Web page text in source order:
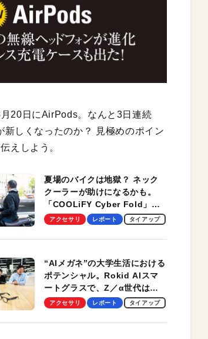
20日にAirPods。なんと3日連続
しくなったのか？ 見極めのポイン
えしよう。
夏場のバイクは地獄？ ネック
クーラーが助けになるかも。
「COOLiFY Cyber Fold」レ
ビュー。冷却の速さ、密着する
性がグッド！
アクセサリ レポート タイアップ
“AIメガネ”の大学生活における
ポテンシャル。Rokid AIスマ
ートグラスで、Z／α世代は何
を見る？ 現役学生起業家、そ
【PR】
アクセサリ レポート タイアップ